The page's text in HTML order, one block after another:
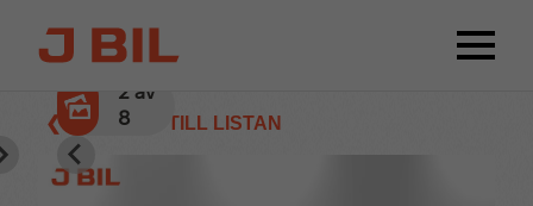
❮ TILLBAKA TILL LISTAN
2av
8